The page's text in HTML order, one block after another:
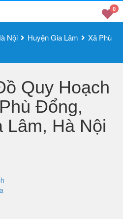
0
Nội Huyện Gia Lâm
Xã Phù
Quy Hoạch
Đổng,
Lâm, Hà Nội